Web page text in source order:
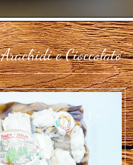
e Cioccolato